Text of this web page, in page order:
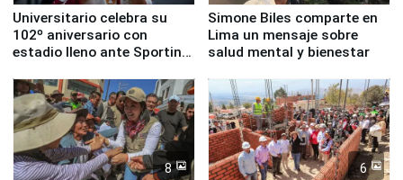
Universitario celebra su
102º aniversario con
estadio lleno ante Sporting
Simone Biles comparte en
Lima un mensaje sobre
salud mental y bienestar
8 6